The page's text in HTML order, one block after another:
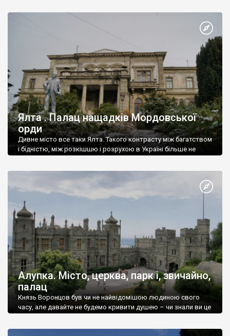
Ялта . Палац нащадків Мордовської
орди
Дивне місто все таки Ялта. Такого контрасту між багатством
і бідністю, між розкішшю і розрухою в Україні більше не
Алупка. Місто, церква, парк і, звичайно,
палац
Князь Воронцов був чи не найвідомішою людиною свого
часу, але давайте не будемо кривити душею – чи знали ви це